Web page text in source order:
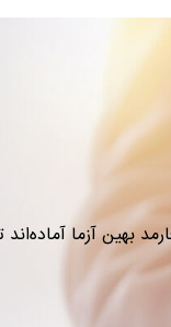
آزما آماده‌‌اند